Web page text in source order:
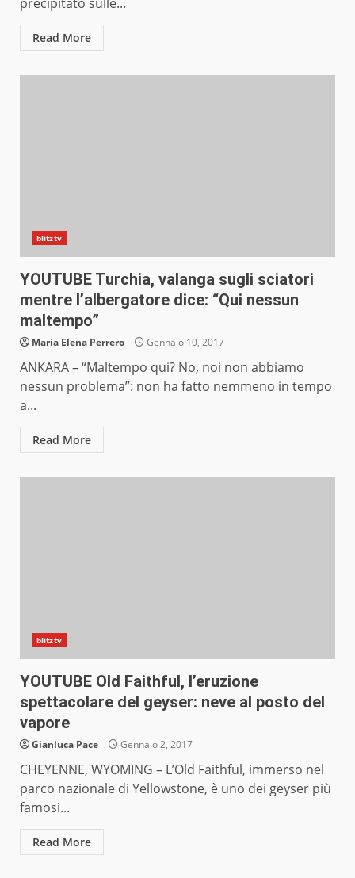
Read More
blitztv
YOUTUBE Turchia, valanga sugli sciatori
mentre l’albergatore dice: “Qui nessun
maltempo”
Maria Elena Perrero Gennaio 10, 2017
ANKARA – “Maltempo qui? No, noi non abbiamo
nessun problema”: non ha fatto nemmeno in tempo
a...
Read More
blitztv
YOUTUBE Old Faithful, l’eruzione
spettacolare del geyser: neve al posto del
vapore
Gianluca Pace Gennaio 2, 2017
CHEYENNE, WYOMING – L’Old Faithful, immerso nel
parco nazionale di Yellowstone, è uno dei geyser più
famosi...
Read More